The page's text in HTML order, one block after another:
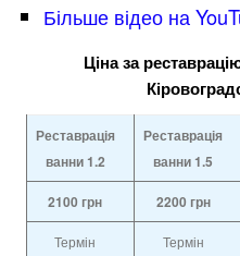
Більше відео на
Ціна за
Реставрація
ванни 1.2
Реставрація
ванни1.5
2100 грн 2200 грн
Термін
Термін